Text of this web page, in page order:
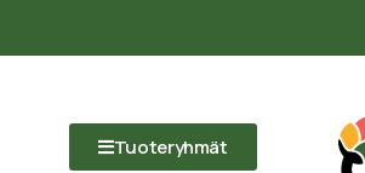
Tuoteryhmät